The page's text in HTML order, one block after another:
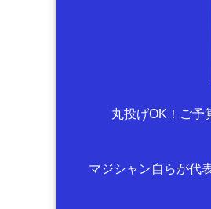
丸投げOK！ご予
マジシャン自らが代